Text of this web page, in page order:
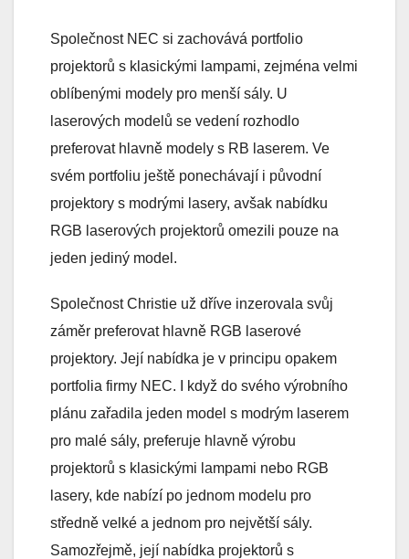
Společnost NEC si zachovává portfolio
projektorů s klasickými lampami, zejména velmi
oblíbenými modely pro menší sály. U
laserových modelů se vedení rozhodlo
preferovat hlavně modely s RB laserem. Ve
svém portfoliu ještě ponechávají i původní
projektory s modrými lasery, avšak nabídku
RGB laserových projektorů omezili pouze na
jeden jediný model.
Společnost Christie už dříve inzerovala svůj
záměr preferovat hlavně RGB laserové
projektory. Její nabídka je v principu opakem
portfolia firmy NEC. I když do svého výrobního
plánu zařadila jeden model s modrým laserem
pro malé sály, preferuje hlavně výrobu
projektorů s klasickými lampami nebo RGB
lasery, kde nabízí po jednom modelu pro
středně velké a jednom pro největší sály.
Samozřejmě, její nabídka projektorů s